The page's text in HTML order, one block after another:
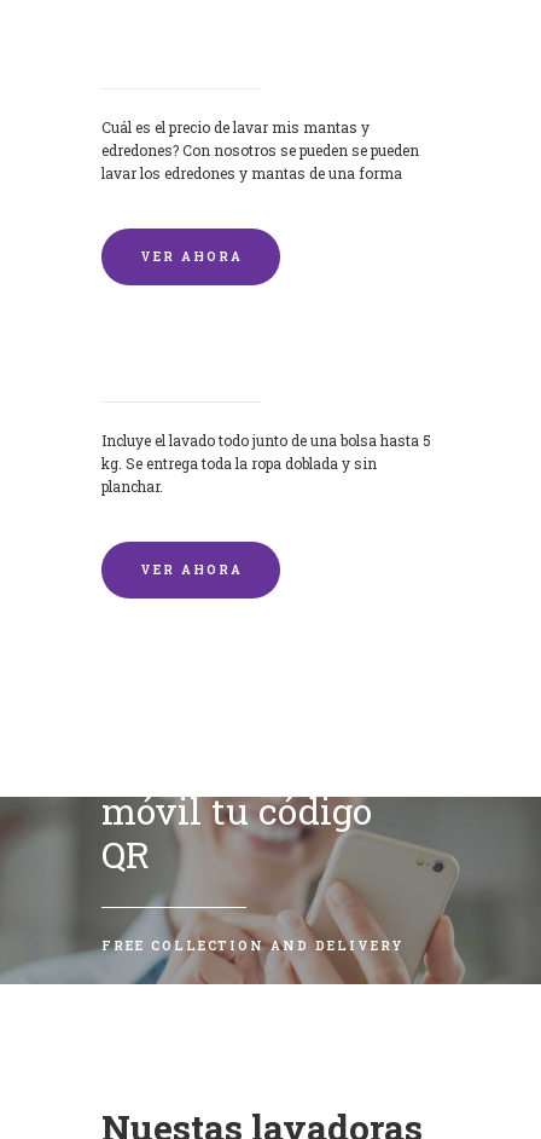
Cuál es el precio de lavar mis mantas y
edredones? Con nosotros se pueden se pueden
lavar los edredones y mantas de una forma
VER AHORA
Incluye el lavado todo junto de una bolsa hasta 5
kg. Se entrega toda la ropa doblada y sin
planchar.
VER AHORA
móvil tu código
QR
FREE COLLECTION AND DELIVERY
Nuestas lavadoras